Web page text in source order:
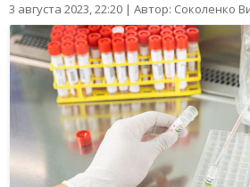
3 августа 2023, 22:20 | Автор: Соколенко